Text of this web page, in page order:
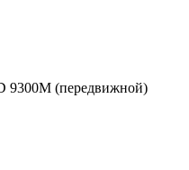
9300M (передвижной)